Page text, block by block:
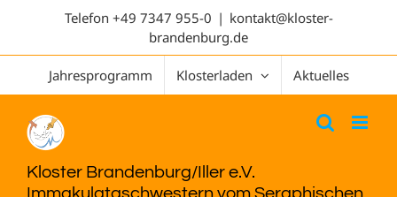
Telefon +49 7347 955-0 | kontakt@kloster-
brandenburg.de
Jahresprogramm Klosterladen Aktuelles
Kloster Brandenburg/Iller e.V.
Immakulataschwestern vom Seraphischen